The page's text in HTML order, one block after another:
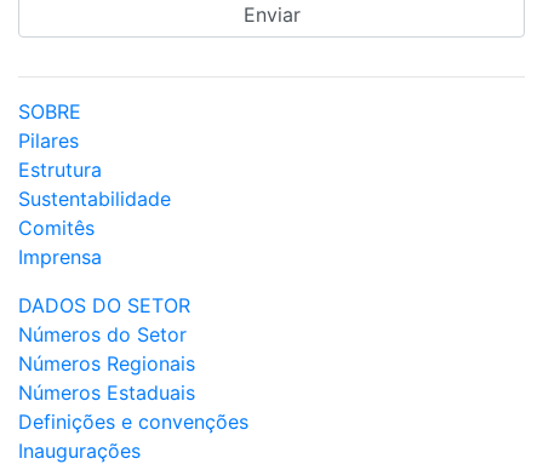
SOBRE
Pilares
Estrutura
Sustentabilidade
Comitês
Imprensa
DADOS DO SETOR
Números do Setor
Números Regionais
Números Estaduais
Definições e convenções
Inaugurações